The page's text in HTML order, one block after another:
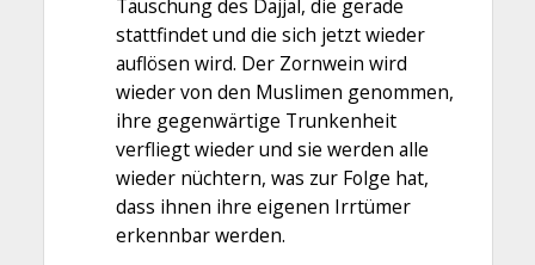
Täuschung des Dajjal, die gerade
stattfindet und die sich jetzt wieder
auflösen wird. Der Zornwein wird
wieder von den Muslimen genommen,
ihre gegenwärtige Trunkenheit
verfliegt wieder und sie werden alle
wieder nüchtern, was zur Folge hat,
dass ihnen ihre eigenen Irrtümer
erkennbar werden.